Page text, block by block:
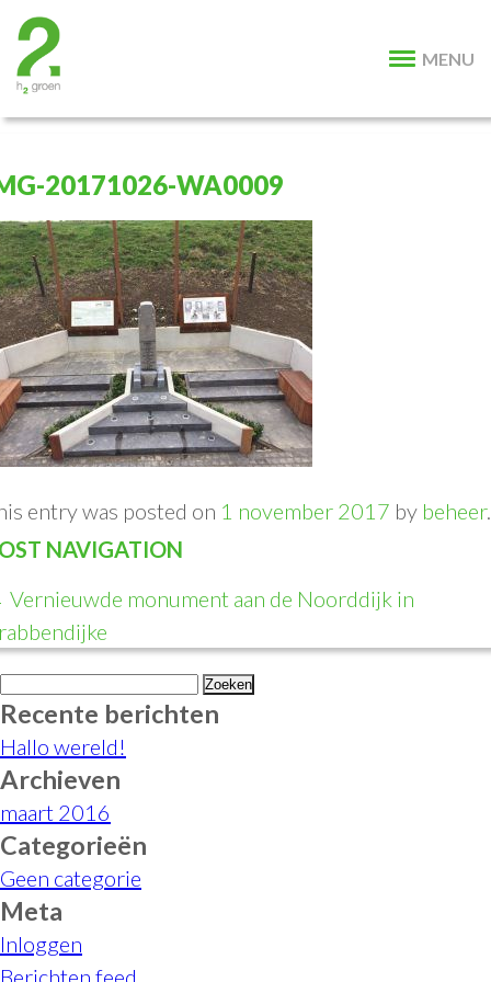
MENU
20171026-WA0009
entry was posted on 1 november 2017 by beheer.
NAVIGATION
Vernieuwde monument aan de Noorddijk in
Zoeken
naar:
Recente berichten
Hallo wereld!
Archieven
maart 2016
Categorieën
Geen categorie
Meta
Inloggen